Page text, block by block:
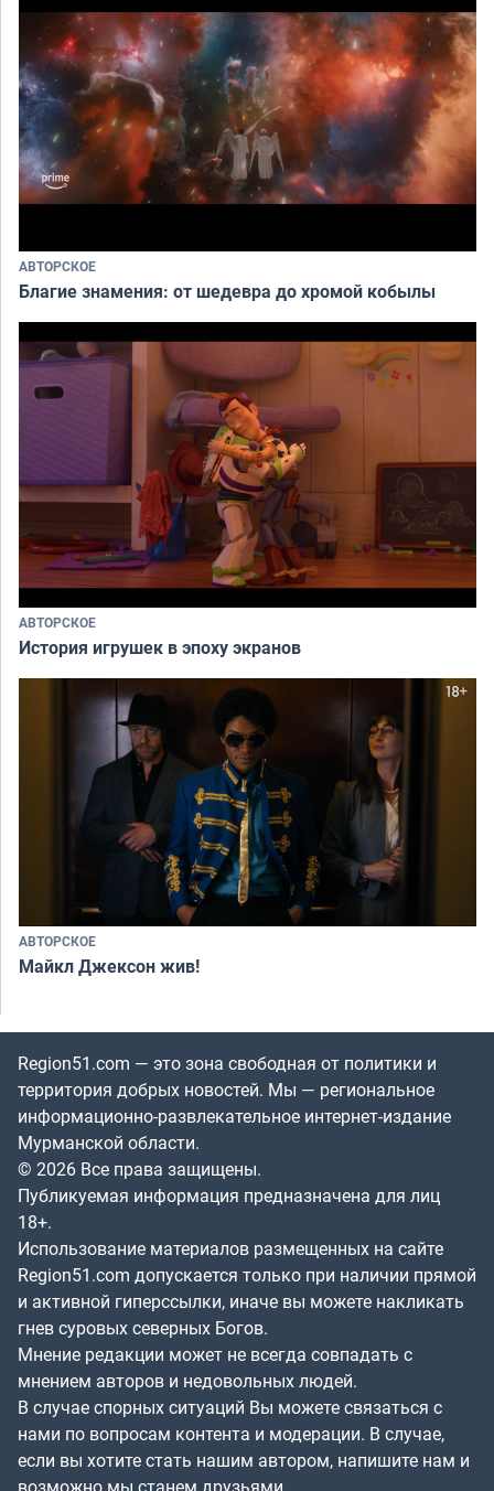
АВТОРСКОЕ
Благие знамения: от шедевра до хромой кобылы
АВТОРСКОЕ
История игрушек в эпоху экранов
АВТОРСКОЕ
Майкл Джексон жив!
Region51.com — это зона свободная от политики и
территория добрых новостей. Мы — региональное
информационно-развлекательное интернет-издание
Мурманской области.
© 2026 Все права защищены.
Публикуемая информация предназначена для лиц
18+.
Использование материалов размещенных на сайте
Region51.com допускается только при наличии прямой
и активной гиперссылки, иначе вы можете накликать
гнев суровых северных Богов.
Мнение редакции может не всегда совпадать с
мнением авторов и недовольных людей.
В случае спорных ситуаций Вы можете связаться с
нами по вопросам контента и модерации. В случае,
если вы хотите стать нашим автором, напишите нам и